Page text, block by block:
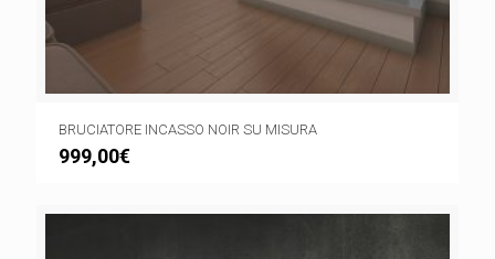
BRUCIATORE INCASSO NOIR SU MISURA
999,00€